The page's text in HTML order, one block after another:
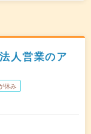
人営業のア
休み